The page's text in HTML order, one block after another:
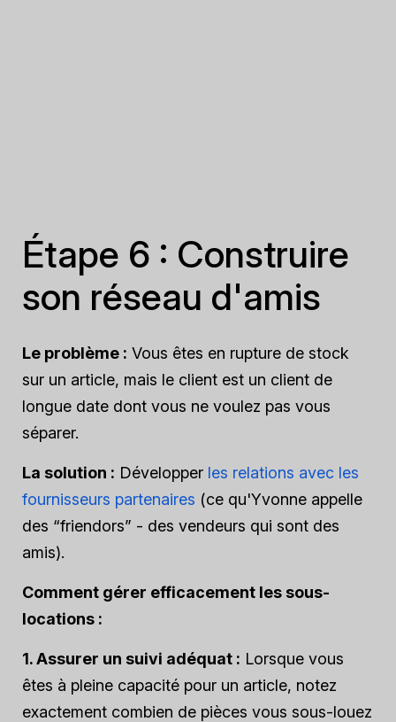
Étape 6 : Construire
son réseau d'amis
Le problème : Vous êtes en rupture de stock
sur un article, mais le client est un client de
longue date dont vous ne voulez pas vous
séparer.
La solution : Développer les relations avec les
fournisseurs partenaires (ce qu'Yvonne appelle
des “friendors” - des vendeurs qui sont des
amis).
Comment gérer efficacement les sous-
locations :
1. Assurer un suivi adéquat : Lorsque vous
êtes à pleine capacité pour un article, notez
exactement combien de pièces vous sous-louez